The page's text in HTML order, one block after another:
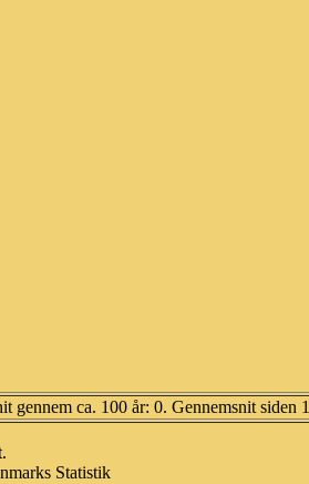
gennem ca. 100 år: 0. Gennemsnit siden
Statistik